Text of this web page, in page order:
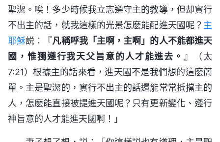
聖潔。唉！多少時候我立志遵守主的教導，但却實行
不出主的話，就我這樣的光景怎麽能配進天國呢？ 主
耶穌説：『凡稱呼我「主啊，主啊」的人不能都進天
國，惟獨遵行我天父旨意的人才能進去。 』（太
7:21）根據主的話來看，進天國不是我們想的這麽簡
單。主是聖潔的，實行不出主的話還能常常抵擋主的
人，怎麽能直接被提進天國呢？只有更新變化、遵行
神旨意的人才能進天國啊！」